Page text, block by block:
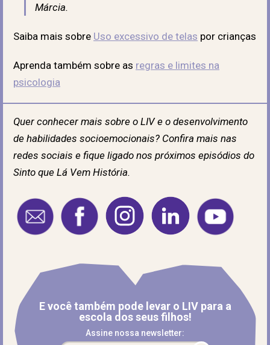
Márcia.
Saiba mais sobre Uso excessivo de telas por crianças
Aprenda também sobre as regras e limites na
psicologia
Quer conhecer mais sobre o LIV e o desenvolvimento
de habilidades socioemocionais? Confira mais nas
redes sociais e fique ligado nos próximos episódios do
Sinto que Lá Vem História.
E você também pode levar o LIV para a
escola dos seus filhos!
Assine nossa newsletter: